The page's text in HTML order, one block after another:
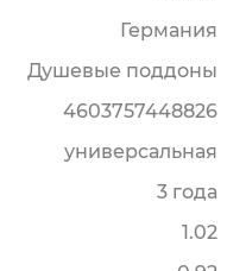
Германия
Душевые поддоны
4603757448826
универсальная
3 года
1.02